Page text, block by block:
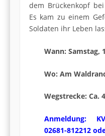
dem Brückenkopf
Es kam zu einem
Soldaten ihr Leben
Wann: Samstag,
Wo: Am
Wegstrecke: Ca.
Anmeldung:
02681-812212